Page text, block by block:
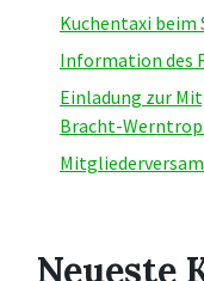
Kuchentaxi beim
Information des
Einladung zur
Bracht-Werntrop
Neueste